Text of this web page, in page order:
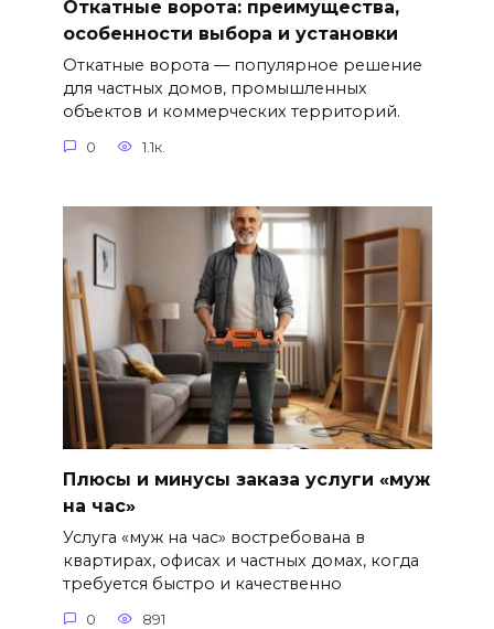
Откатные ворота: преимущества,
особенности выбора и установки
Откатные ворота — популярное решение
для частных домов, промышленных
объектов и коммерческих территорий.
0 1.1к.
Плюсы и минусы заказа услуги «муж
на час»
Услуга «муж на час» востребована в
квартирах, офисах и частных домах, когда
требуется быстро и качественно
0 891